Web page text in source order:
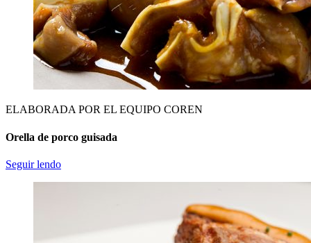
ELABORADA POR EL EQUIPO COREN
Orella de porco guisada
Seguir lendo